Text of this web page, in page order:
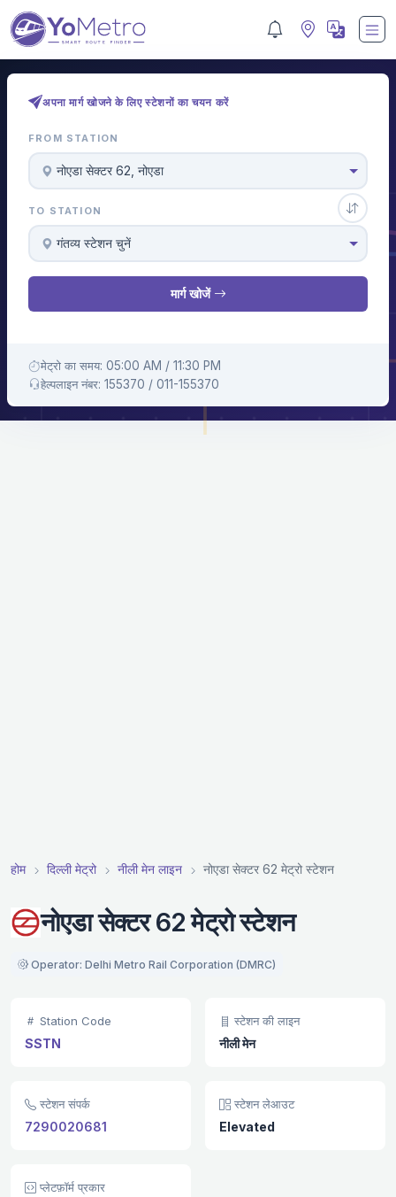
अपना मार्ग खोजने के लिए स्टेशनों का चयन करें
FROM STATION
नोएडा सेक्टर 62, नोएडा
TO STATION
गंतव्य स्टेशन चुनें
मार्ग खोजें
मेट्रो का समय: 05:00 AM / 11:30 PM
हेल्पलाइन नंबर: 155370 / 011-155370
होम दिल्ली मेट्रो नीली मेन लाइन नोएडा सेक्टर 62 मेट्रो स्टेशन
नोएडा सेक्टर 62 मेट्रो स्टेशन
Operator: Delhi Metro Rail Corporation (DMRC)
Station Code
SSTN
स्टेशन की लाइन
नीली मेन
स्टेशन संपर्क
7290020681
स्टेशन लेआउट
Elevated
प्लेटफ़ॉर्म प्रकार